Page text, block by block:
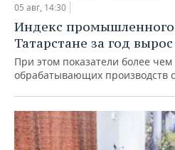
05 авг, 14:30
Индекс промышленного
Татарстане за год
При этом показатели более
обрабатывающих производств